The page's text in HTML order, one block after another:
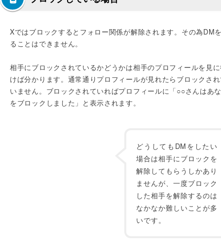
Xではブロックするとフォロー関係が解除されます。その為DM
ることはできません。
相手にブロックされているかどうかは相手のプロフィールを見
けば分かります。通常通りプロフィールが見れたらブロックさ
いません。ブロックされていればプロフィールに「○○さんはあ
をブロックしました」と表示されます。
どうしてもDMをしたい
場合は相手にブロックを
解除してもらうしかあり
ませんが、一度ブロック
した相手を解除するのは
なかなか難しいことが多
いです。